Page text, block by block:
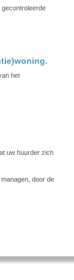
gecontroleerde
het
uw huurder zich
door de